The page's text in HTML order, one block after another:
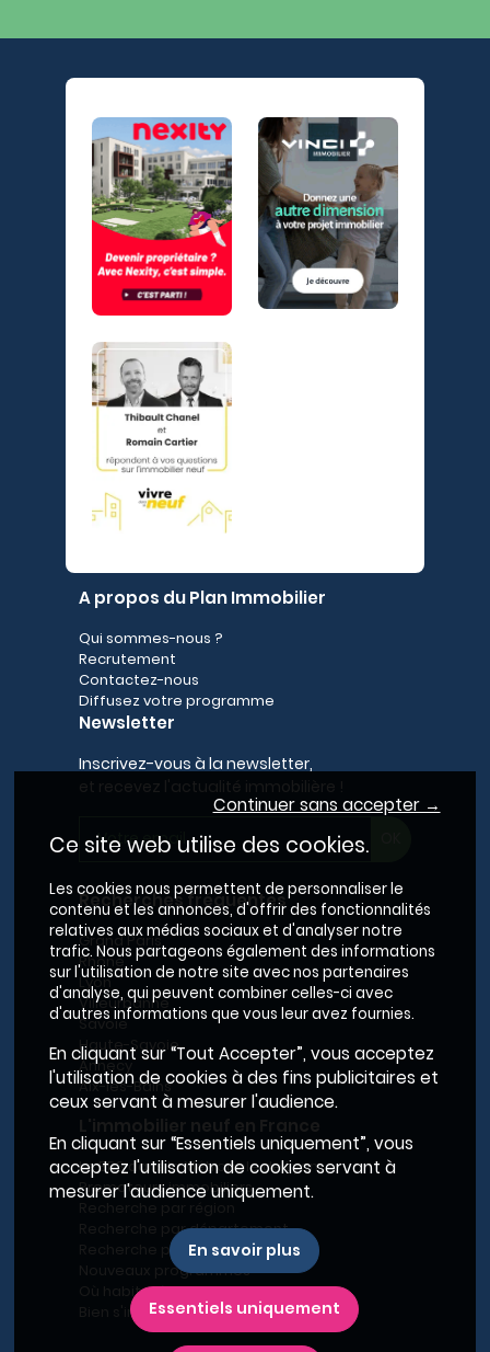
A propos du Plan Immobilier
Qui sommes-nous ?
Recrutement
Contactez-nous
Diffusez votre programme
Newsletter
Inscrivez-vous à la newsletter,
Recherches fréquentes
Grand Paris
Rhône
Lyon
Villeurbanne
Savoie
Haute-Savoie
Annecy
Aix-les-Bains
Le BRS dans la Métropole de Lyon
Promoteurs immobiliers
Recherche par département
Recherche par ville
Nouveaux programmes
Où habiter à Marseille ?
Bien s'installer
Continuer sans accepter →
Ce site web utilise des cookies.
Les cookies nous permettent de personnaliser le
contenu et les annonces, d'offrir des fonctionnalités
relatives aux médias sociaux et d'analyser notre
trafic. Nous partageons également des informations
sur l'utilisation de notre site avec nos partenaires
d'analyse, qui peuvent combiner celles-ci avec
d'autres informations que vous leur avez fournies.
En cliquant sur “Tout Accepter”, vous acceptez
l'utilisation de cookies à des fins publicitaires et
ceux servant à mesurer l'audience.
En cliquant sur “Essentiels uniquement”, vous
acceptez l'utilisation de cookies servant à
mesurer l'audience uniquement.
En savoir plus
Essentiels uniquement